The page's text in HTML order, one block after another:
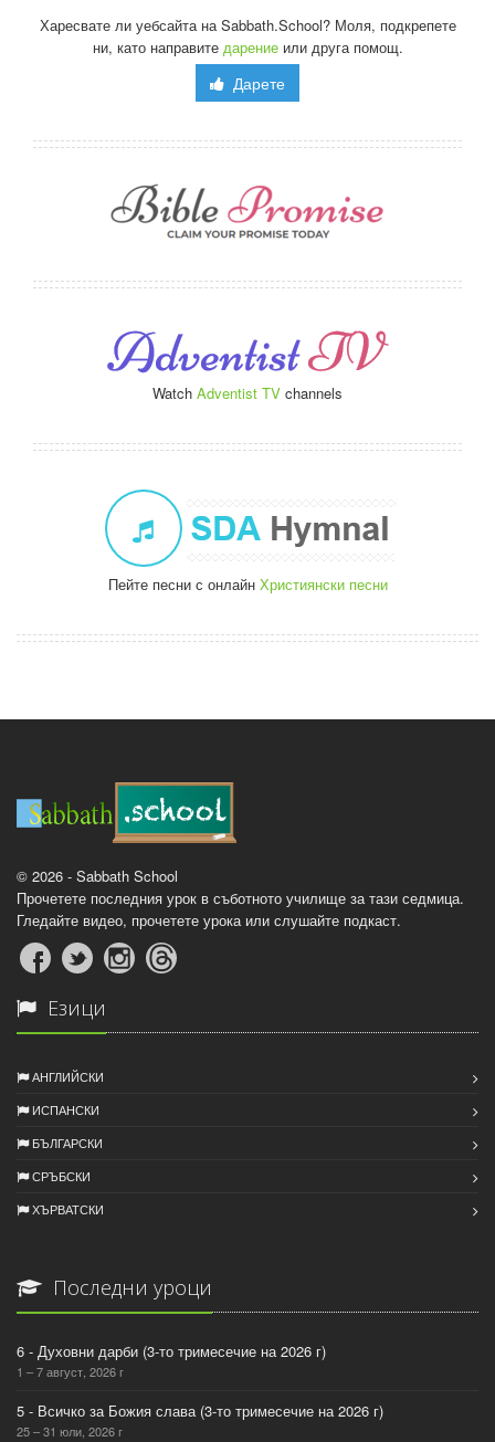
Харесвате ли уебсайта на Sabbath.School? Моля, подкрепете
ни, като направите дарениеили друга помощ.
Дарете
Watch Adventist TV channels
Пейте песни с онлайн Християнски песни
© 2026 - Sabbath School
Прочетете последния урок в съботното училище за тази седмица.
Гледайте видео, прочетете урока или слушайте подкаст.
Езици
АНГЛИЙСКИ
ИСПАНСКИ
БЪЛГАРСКИ
СРЪБСКИ
ХЪРВАТСКИ
Последни уроци
6 - Духовни дарби (3-то тримесечие на 2026 г)
1 – 7 август, 2026 г
5 - Всичко за Божия слава (3-то тримесечие на 2026 г)
25 – 31 юли, 2026 г